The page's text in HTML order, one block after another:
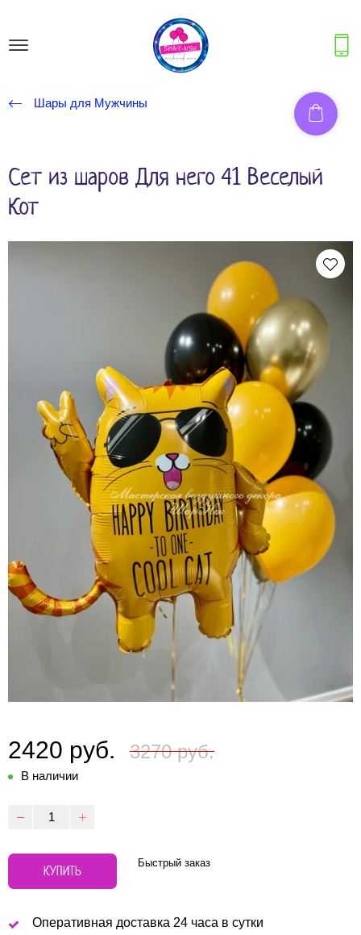
Шары для Мужчины
Сет из шаров Для него 41 Веселый
Кот
2420 руб. 3270 руб.
В наличии
КУПИТЬ Быстрый заказ
Оперативная доставка 24 часа в сутки